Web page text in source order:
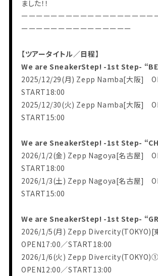
INFORMATION
DISCOGRAPHY
ました！！
ーーーーーーーーーーーーーーーーーー
ーーーーーーーーーーーーーーー
【ツアータイトル／日程】
We are SneakerStep! -1st Step-
2025/12/29(月) Zepp Namba[大阪]
START18:00
2025/12/30(火) Zepp Namba[大阪]
START15:00
We are SneakerStep! -1st Step-
2026/1/2(金) Zepp Nagoya[名古屋]
START18:00
2026/1/3(土) Zepp Nagoya[名古屋]
START15:00
We are SneakerStep! -1st Step-
2026/1/5(月) Zepp
OPEN17:00／START18:00
2026/1/6(火) Zepp
OPEN12:00／START13:00